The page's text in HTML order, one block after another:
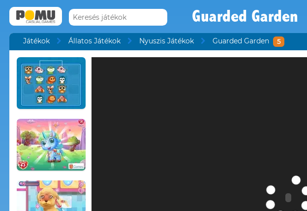
Guarded Garden
Játékok Állatos Játékok Nyuszis Játékok Guarded Garden 5